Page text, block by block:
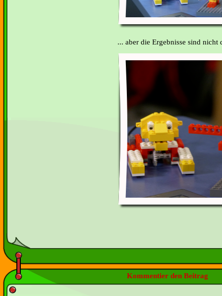
... aber die Ergebnisse sind nicht
Kommentier den Beitrag